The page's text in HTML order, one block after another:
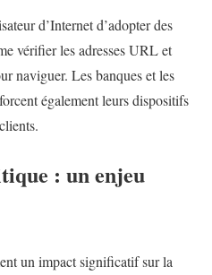
d’Internet d’adopter des
vérifier les adresses URL et
naviguer. Les banques et les
également leurs dispositifs
: un enjeu
un impact significatif sur la